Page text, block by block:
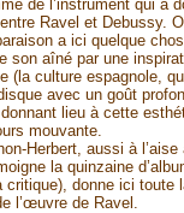
de l’instrument qui a
Ravel et Debussy.
a ici quelque
son aîné par une
(la culture espagnole,
avec un goût
lieu à cette
mouvante.
Herbert, aussi à l’aise
la quinzaine
donne ici toute
l’œuvre de Ravel.